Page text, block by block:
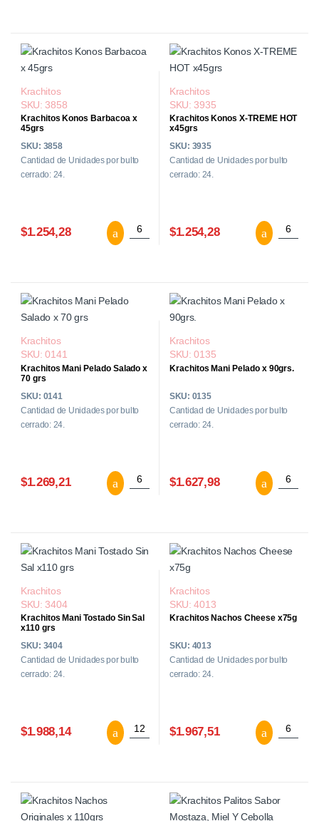
Krachitos
SKU: 3858
Krachitos Konos Barbacoa x
45grs
SKU: 3858
Cantidad de Unidades por bulto
cerrado: 24.
$1.254,28 Krachitos Konos Barbacoa x 45grs
Krachitos
SKU: 3935
Krachitos Konos X-TREME HOT
x45grs
SKU: 3935
Cantidad de Unidades por bulto
cerrado: 24.
$1.254,28
Krachitos
SKU: 0141
Krachitos Mani Pelado Salado x
70 grs
SKU: 0141
Cantidad de Unidades por bulto
cerrado: 24.
$1.269,21 Krachitos Mani Pelado Salado x 70 grs
Krachitos
SKU: 0135
Krachitos Mani Pelado x 90grs.
SKU: 0135
Cantidad de Unidades por bulto
cerrado: 24.
$1.627,98
Krachitos
SKU: 3404
Krachitos Mani Tostado Sin Sal
x110 grs
SKU: 3404
Cantidad de Unidades por bulto
cerrado: 24.
$1.988,14 Krachitos Mani Tostado Sin Sal x110
Krachitos
SKU: 4013
Krachitos Nachos Cheese x75g
SKU: 4013
Cantidad de Unidades por bulto
cerrado: 24.
$1.967,51